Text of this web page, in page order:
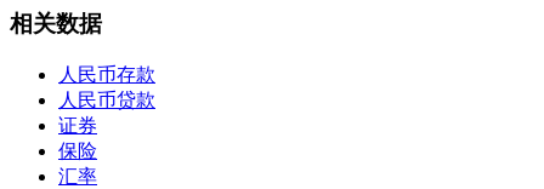
相关数据
人民币存款
人民币贷款
证券
保险
汇率